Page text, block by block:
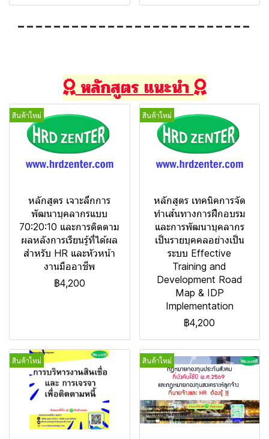
หลักสูตร แนะนำ
สินค้าใหม่
หลักสูตร เจาะลึกการ
พัฒนาบุคลากรแบบ
70:20:10 และการติดตาม
ผลหลังการเรียนรู้ที่ได้ผล
สำหรับ HR และหัวหน้า
งานมืออาชีพ
฿4,200
สินค้าใหม่
หลักสูตร เทคนิคการจัด
ทำเส้นทางการฝึกอบรม
และการพัฒนาบุคลากร
เป็นรายบุคคลอย่างเป็น
ระบบ Effective
Training and
Development Road
Map & IDP
Implementation
฿4,200
สินค้าใหม่ สินค้าใหม่